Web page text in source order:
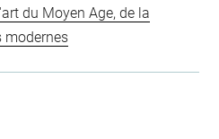
du Moyen Age, de la
modernes